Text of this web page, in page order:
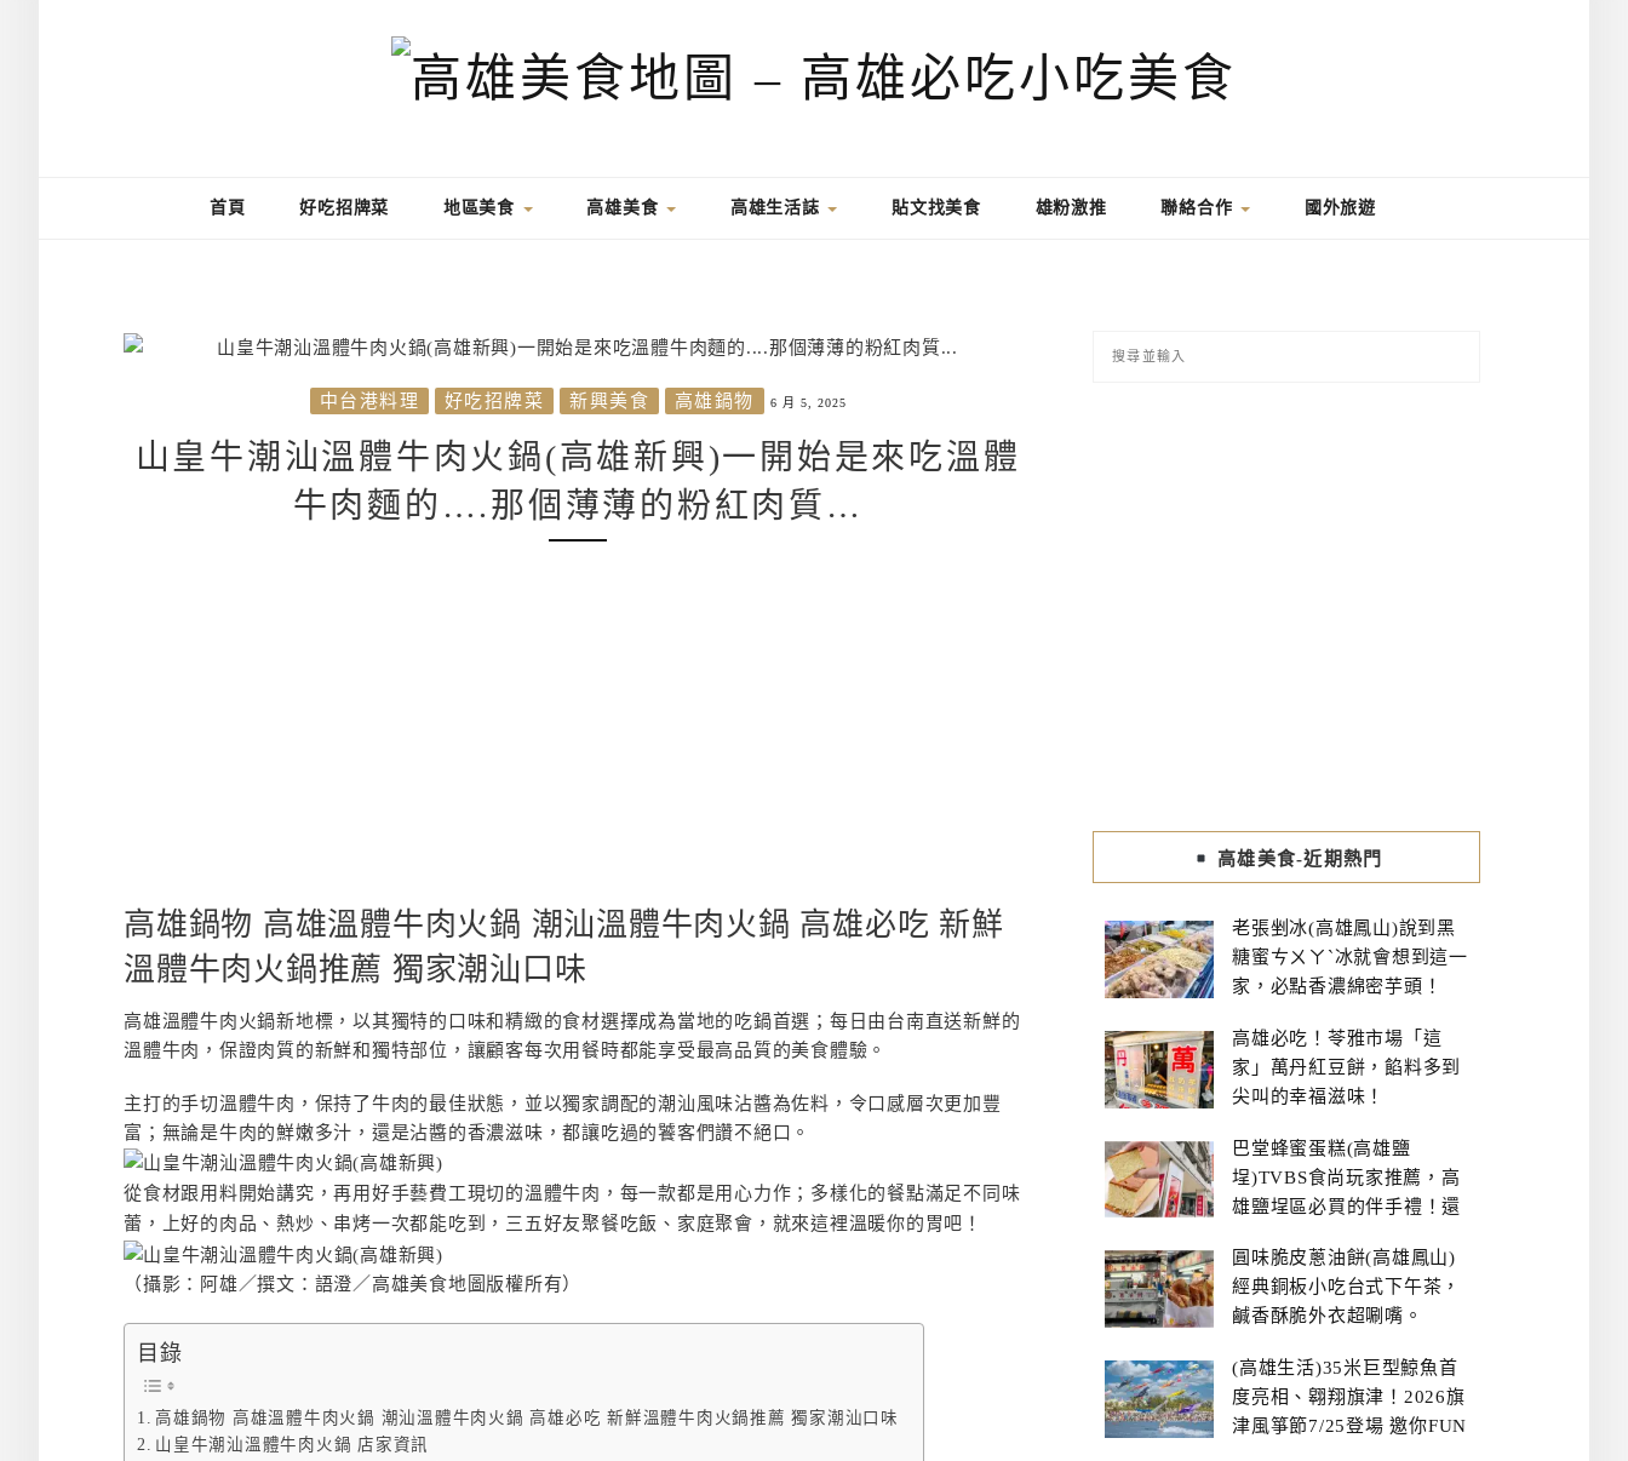
首頁 好吃招牌菜 地區美食 高雄美食 高雄生活誌 貼文找美食 雄粉激推 聯絡合作 國外旅遊
中台港料理 好吃招牌菜 新興美食 高雄鍋物 6 月 5, 2025
山皇牛潮汕溫體牛肉火鍋(高雄新興)一開始是來吃溫體
牛肉麵的….那個薄薄的粉紅肉質…
高雄鍋物 高雄溫體牛肉火鍋 潮汕溫體牛肉火鍋 高雄必吃 新鮮
溫體牛肉火鍋推薦 獨家潮汕口味
高雄溫體牛肉火鍋新地標，以其獨特的口味和精緻的食材選擇成為當地的吃鍋首選；每日由台南直送新鮮的
溫體牛肉，保證肉質的新鮮和獨特部位，讓顧客每次用餐時都能享受最高品質的美食體驗。
主打的手切溫體牛肉，保持了牛肉的最佳狀態，並以獨家調配的潮汕風味沾醬為佐料，令口感層次更加豐
富；無論是牛肉的鮮嫩多汁，還是沾醬的香濃滋味，都讓吃過的饕客們讚不絕口。
從食材跟用料開始講究，再用好手藝費工現切的溫體牛肉，每一款都是用心力作；多樣化的餐點滿足不同味
蕾，上好的肉品、熱炒、串烤一次都能吃到，三五好友聚餐吃飯、家庭聚會，就來這裡溫暖你的胃吧！
（攝影：阿雄／撰文：語澄／高雄美食地圖版權所有）
目錄
高雄鍋物 高雄溫體牛肉火鍋 潮汕溫體牛肉火鍋 高雄必吃 新鮮溫體牛肉火鍋推薦 獨家潮汕口味
山皇牛潮汕溫體牛肉火鍋 店家資訊
高雄美食-近期熱門
老張剉冰(高雄鳳山)說到黑
糖蜜ㄘㄨㄚˋ冰就會想到這一
家，必點香濃綿密芋頭！
高雄必吃！苓雅市場「這
家」萬丹紅豆餅，餡料多到
尖叫的幸福滋味！
巴堂蜂蜜蛋糕(高雄鹽
埕)TVBS食尚玩家推薦，高
雄鹽埕區必買的伴手禮！還
圓味脆皮蔥油餅(高雄鳳山)
經典銅板小吃台式下午茶，
鹹香酥脆外衣超唰嘴。
(高雄生活)35米巨型鯨魚首
度亮相、翱翔旗津！2026旗
津風箏節7/25登場 邀你FUN